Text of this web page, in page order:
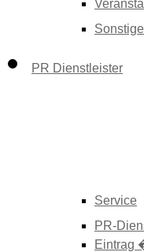
Sonstige
PR Dienstleister
Service
PR-
Eintrag